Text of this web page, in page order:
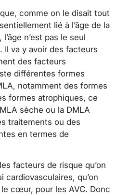
comme on le disait tout
lié à l’âge de la
n’est pas le seul
Il va y avoir des facteurs
des facteurs
différentes formes
notamment des formes
formes atrophiques, ce
sèche ou la DMLA
traitements ou des
en termes de
facteurs de risque qu’on
cardiovasculaires, qu’on
cœur, pour les AVC. Donc